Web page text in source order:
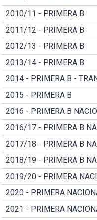
2010/11 - PRIMERA B
2011/12 - PRIMERA B
2012/13 - PRIMERA B
2013/14 - PRIMERA B
2014 - PRIMERA B -
2015 - PRIMERA B
2016 - PRIMERA B
2016/17 - PRIMERA B
2017/18 - PRIMERA B
2018/19 - PRIMERA B
2019/20 - PRIMERA
2020 - PRIMERA
2021 - PRIMERA